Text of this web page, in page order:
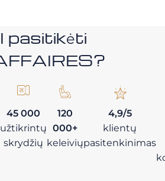
pasitikėti
45 000
užtikrintų
skrydžių
120
000+
keleivių
4,9/5
klientų
pasitenkinimas